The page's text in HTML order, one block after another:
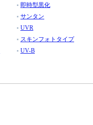
即時型黒化
サンタン
UVR
スキンフォトタイプ
UV-B